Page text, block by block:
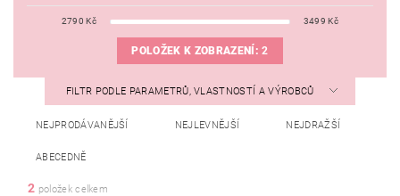
2790 Kč 3499 Kč
POLOŽEK K ZOBRAZENÍ:2
FILTR PODLE PARAMETRŮ, VLASTNOSTÍ A VÝROBCŮ
NEJPRODÁVANĚJŠÍ NEJLEVNĚJŠÍ NEJDRAŽŠÍ
ABECEDNĚ
2 položek celkem